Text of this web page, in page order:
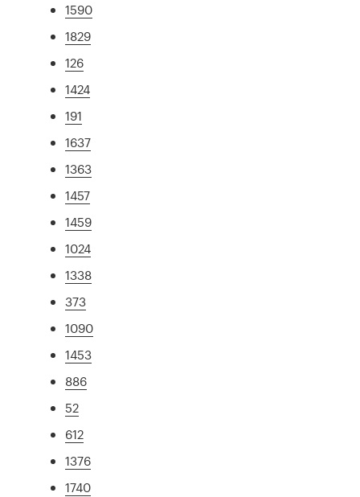
1590
1829
126
1424
191
1637
1363
1457
1459
1024
1338
373
1090
1453
886
52
612
1376
1740